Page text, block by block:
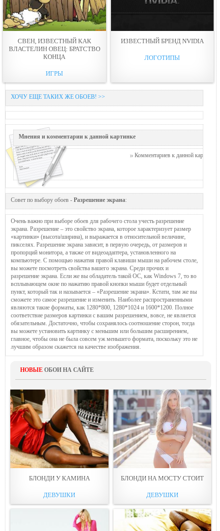
СВЕН, ИЗВЕСТНЫЙ КАК
ВЛАСТЕЛИН ОВЕЦ: БРАТСТВО
КОНЦА
ИГРЫ
ИЗВЕСТНЫЙ БРЕНД NVIDIA
ЛОГОТИПЫ
ХОЧУ ЕЩЕ ТАКИХ ЖЕ ОБОЕВ! >>
Мнения и комментарии к данной картинке
Комментариев к данной картинке
Совет по выбору обоев - Разрешение экрана:
Очень важно при выборе обоев для рабочего стола учесть разрешение
экрана. Разрешение – это свойство экрана, которое характеризует размер
«картинки» (высота/ширина), и выражается в относительной величине,
пикселях. Разрешение экрана зависит, в первую очередь, от размеров и
пропорций монитора, а также от видеоадаптера, установленного на
компьютере. С помощью нажатия правой клавиши мыши на рабочем столе,
вы можете посмотреть свойства вашего экрана. Среди прочих и
разрешение экрана. Если же вы обладатель такой ОС, как Windows 7, то во
всплывающем окне по нажатию правой кнопки мыши будет отдельный
пункт, который так и называется – «Разрешение экрана». Кстати, там же вы
сможете это самое разрешение и изменить. Наиболее распространенными
являются такие форматы, как 1280*800, 1280*1024 и 1600*1200. Полное
соответствие размеров картинки с вашим разрешением, вовсе, не является
обязательным. Достаточно, чтобы сохранялось соотношение сторон, тогда
вы можете установить картинку с меньшим или большим расширением,
главное, чтобы она не была совсем уж меньшего формата, поскольку это не
лучшим образом скажется на качестве изображения.
НОВЫЕ ОБОИ НА САЙТЕ
БЛОНДИ У КАМИНА
ДЕВУШКИ
БЛОНДИ НА МОСТУ СТОИТ
ДЕВУШКИ